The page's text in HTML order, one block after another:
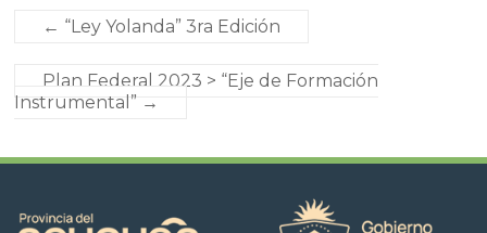
← “Ley Yolanda” 3ra Edición
Plan Federal 2023 > “Eje de Formación
Instrumental” →